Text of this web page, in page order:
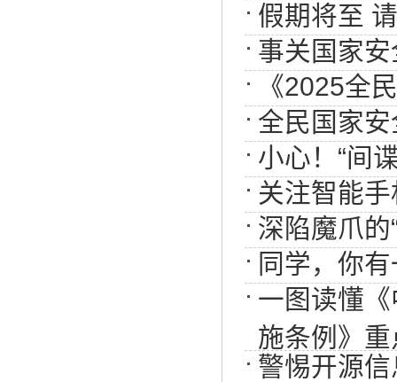
假期将至
事关国家
《2025全
全民国家
小心！“间
关注智能
深陷魔爪的
同学，你
一图读懂
施条例》重
警惕开源